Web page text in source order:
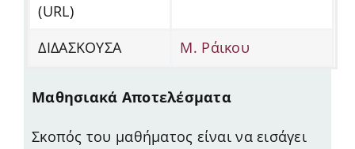
(URL)
ΔΙΔΑΣΚΟΥΣΑ Μ. Ράικου
Μαθησιακά Αποτελέσματα
Σκοπός του μαθήματος είναι να εισάγει